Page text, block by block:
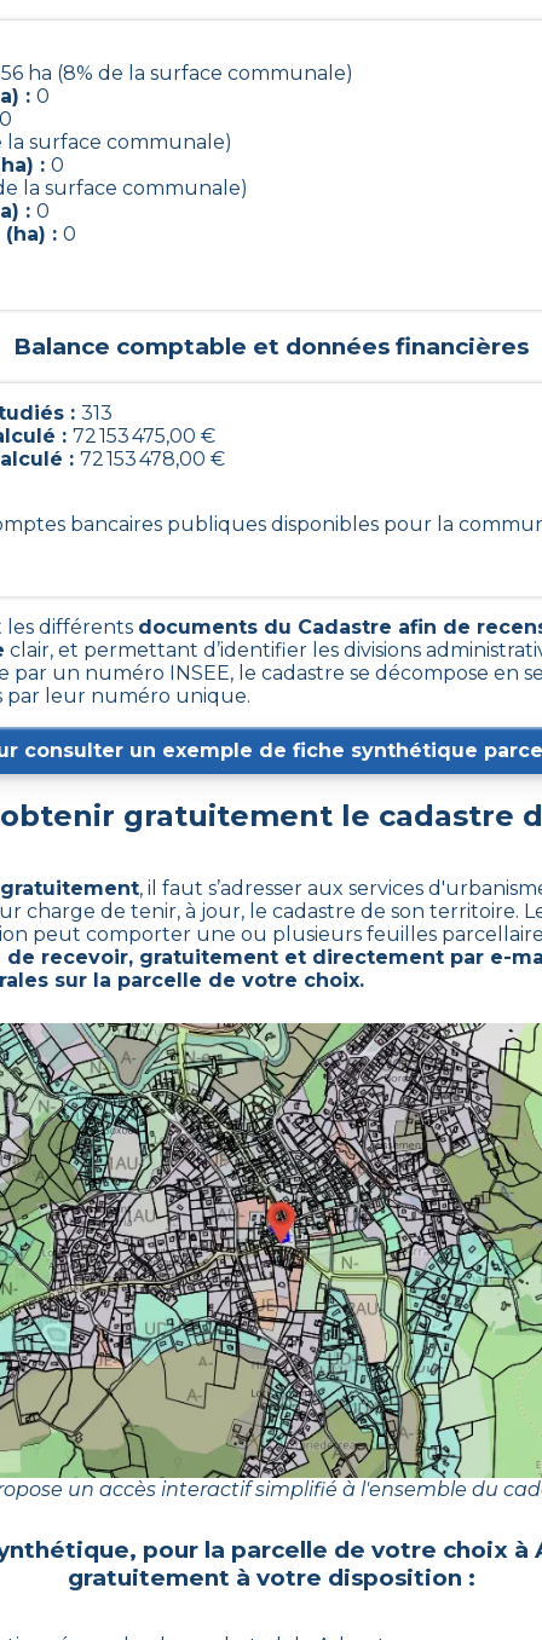
ha (8% de la surface communale)
: 0
la surface communale)
: 0
la surface communale)
: 0
: 0
Balance comptable et données financières
: 313
: 72 153 475,00 €
: 72 153 478,00 €
bancaires publiques disponibles pour la
les différents documents du Cadastre afin de
clair, et permettant d’identifier les divisions
un numéro INSEE, le cadastre se décompose en
par leur numéro unique.
consulter un exemple de fiche synthétique
gratuitement le cadastre
, il faut s’adresser aux services
charge de tenir, à jour, le cadastre de son territoire.
peut comporter une ou plusieurs feuilles
recevoir, gratuitement et directement par e-
sur la parcelle de votre choix.
un accès interactif simplifié à l'ensemble du
pour la parcelle de votre choix à
gratuitement à votre disposition :